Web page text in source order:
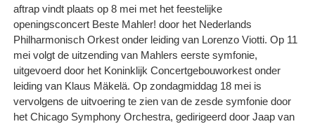
aftrap vindt plaats op 8 mei met het feestelijke
openingsconcert Beste Mahler! door het Nederlands
Philharmonisch Orkest onder leiding van Lorenzo Viotti. Op 11
mei volgt de uitzending van Mahlers eerste symfonie,
uitgevoerd door het Koninklijk Concertgebouworkest onder
leiding van Klaus Mäkelä. Op zondagmiddag 18 mei is
vervolgens de uitvoering te zien van de zesde symfonie door
het Chicago Symphony Orchestra, gedirigeerd door Jaap van